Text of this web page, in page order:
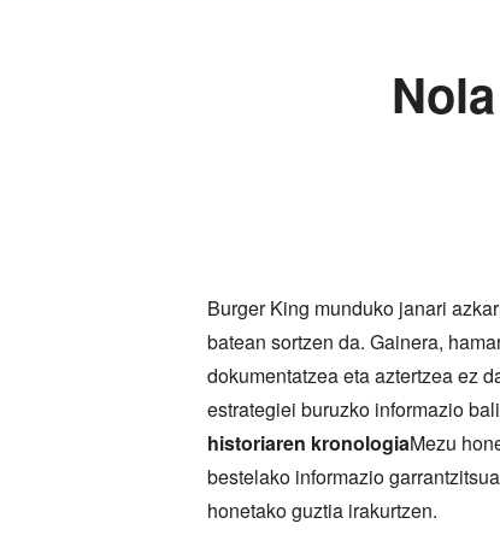
Burger King munduko janari
batean sortzen da. Gainera,
dokumentatzea eta aztertzea ez
estrategiei buruzko informazio
historiaren kronologiaMezu
bestelako informazio
honetako guztia irakurtzen.